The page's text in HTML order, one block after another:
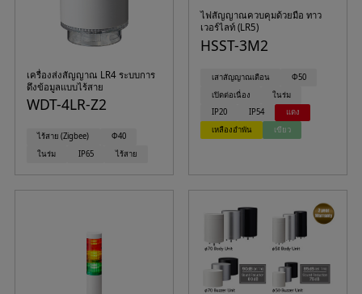
เครื่องส่งสัญญาณ LR4 ระบบการ
ดึงข้อมูลแบบไร้สาย
WDT-4LR-Z2
ไร้สาย (Zigbee)
Φ40
ในร่ม
IP65 ไร้สาย
ไฟสัญญาณควบคุมด้วยมือ ทาว
เวอร์ไลท์ (LR5)
HSST-3M2
เสาสัญญาณเตือน
Φ50
เปิดต่อเนื่อง
ในร่ม
IP20
IP54
แดง
เหลืองอำพัน
เขียว